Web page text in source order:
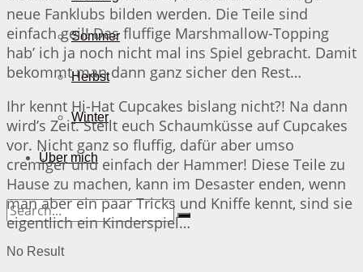
Sommer
Herbst
Winter
Über mich
No Result
neue Fanklubs bilden werden. Die Teile sind
einfach geil! Das fluffige Marshmallow-Topping
hab’ ich ja noch nicht mal ins Spiel gebracht. Damit
bekommt man dann ganz sicher den Rest…
Ihr kennt Hi-Hat Cupcakes bislang nicht?! Na dann
wird’s Zeit. Stellt euch Schaumküsse auf Cupcakes
vor. Nicht ganz so fluffig, dafür aber umso
cremiger und einfach der Hammer! Diese Teile zu
Hause zu machen, kann im Desaster enden, wenn
man aber ein paar Tricks und Kniffe kennt, sind sie
eigentlich ein Kinderspiel…